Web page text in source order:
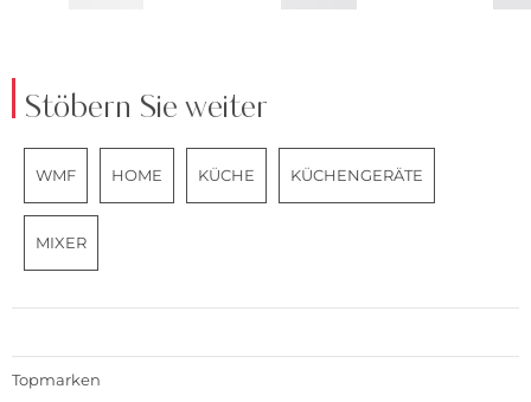
Stöbern Sie weiter
WMF HOME KÜCHE KÜCHENGERÄTE
MIXER
Topmarken